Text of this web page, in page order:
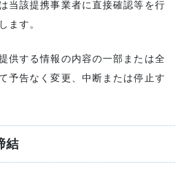
当該提携事業者に直接確認等を行
ます。
供する情報の内容の一部または全
予告なく変更、中断または停止す
結